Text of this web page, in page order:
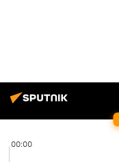
00:00